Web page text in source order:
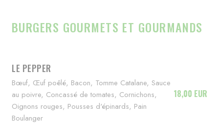
BURGERS GOURMETS ET GOURMANDS
LE PEPPER
Bœuf, Œuf poêlé, Bacon, Tomme Catalane, Sauce
au poivre, Concassé de tomates, Cornichons,
Oignons rouges, Pousses d'épinards, Pain
Boulanger
18,00 EUR